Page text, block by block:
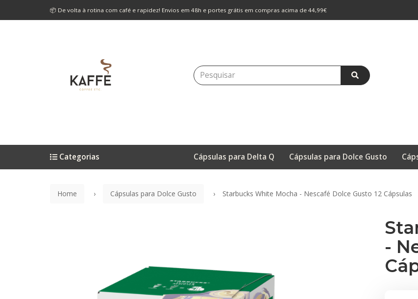
📦 De volta à rotina com café e rapidez! Envios em 48h e portes grátis em compras acima de 44,99€
Cápsulas para Delta Q Cápsulas para Dolce Gusto
Categorias
Home Cápsulas para Dolce Gusto Starbucks White Mocha - Nescafé Dolce Gusto 12 Cápsulas
-